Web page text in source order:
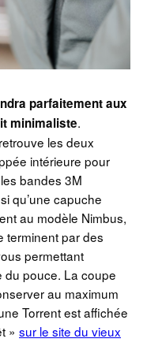
parfaitement aux
minimaliste.
les deux
intérieure pour
bandes 3M
qu’une capuche
au modèle Nimbus,
terminent par des
permettant
du pouce. La coupe
au maximum
Torrent est affichée
» sur le site du vieux